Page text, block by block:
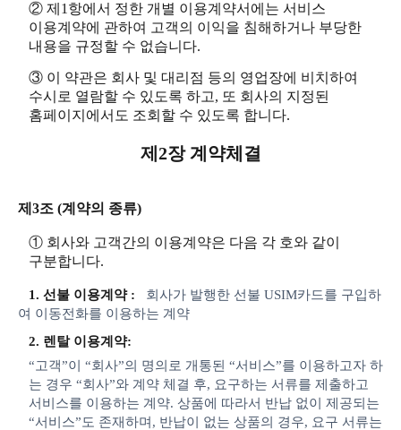
② 제1항에서 정한 개별 이용계약서에는 서비스
이용계약에 관하여 고객의 이익을 침해하거나 부당한
내용을 규정할 수 없습니다.
③ 이 약관은 회사 및 대리점 등의 영업장에 비치하여
수시로 열람할 수 있도록 하고, 또 회사의 지정된
홈페이지에서도 조회할 수 있도록 합니다.
제2장 계약체결
제3조 (계약의 종류)
① 회사와 고객간의 이용계약은 다음 각 호와 같이
구분합니다.
1. 선불 이용계약 :
회사가 발행한 선불 USIM카드를 구입하
여 이동전화를 이용하는 계약
2. 렌탈 이용계약:
“고객”이 “회사”의 명의로 개통된 “서비스”를 이용하고자 하
는 경우 “회사”와 계약 체결 후, 요구하는 서류를 제출하고
서비스를 이용하는 계약. 상품에 따라서 반납 없이 제공되는
“서비스”도 존재하며, 반납이 없는 상품의 경우, 요구 서류는